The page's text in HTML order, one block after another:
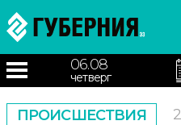
06.08
четверг
ПРОИСШЕСТВИЯ